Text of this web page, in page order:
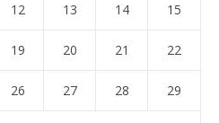
12 13 14 15
19 20 21 22
26 27 28 29